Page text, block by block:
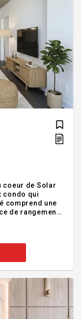
coeur de Solar
condo qui
comprend une
de rangement.
de salles
la station REM
le
:ré